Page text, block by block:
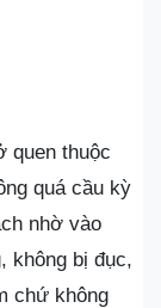
quen thuộc
quá cầu kỳ
nhờ vào
không bị đục,
chứ không